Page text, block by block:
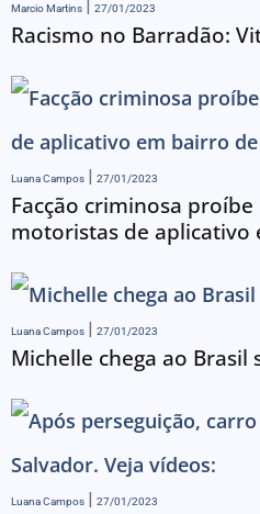
Marcio Martins 27/01/2023
Racismo no Barradão:
Luana Campos 27/01/2023
Facção criminosa
motoristas de aplicativo
Luana Campos 27/01/2023
Michelle chega ao Brasil
Luana Campos 27/01/2023